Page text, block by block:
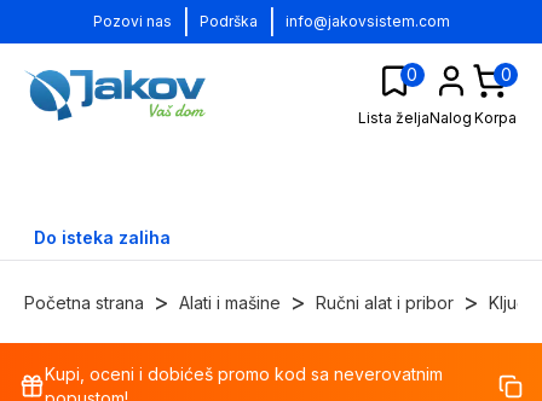
Pozovi nas Podrška info@jakovsistem.com
0
Lista željaNalog
0
Korpa
Do isteka zaliha
Početna strana > Alati i mašine > Ručni alat i pribor >
Kupi, oceni i dobićeš promo kod sa neverovatnim